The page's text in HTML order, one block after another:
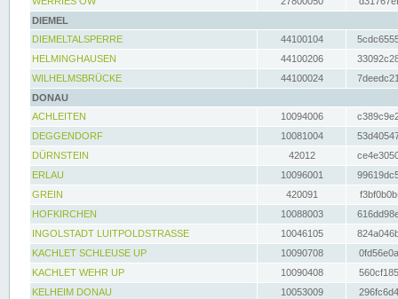
DIEMEL
DIEMELTALSPERRE
44100104
HELMINGHAUSEN
44100206
WILHELMSBRÜCKE
44100024
DONAU
ACHLEITEN
10094006
DEGGENDORF
10081004
DÜRNSTEIN
42012
ERLAU
10096001
GREIN
420091
HOFKIRCHEN
10088003
INGOLSTADT LUITPOLDSTRASSE
10046105
KACHLET SCHLEUSE UP
10090708
KACHLET WEHR UP
10090408
KELHEIM DONAU
10053009